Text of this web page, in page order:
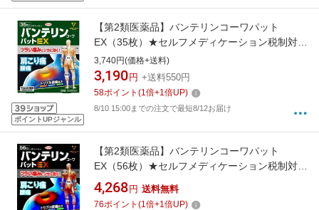
ポイントUPジャンル
【第2類医薬品】バンテリンコーワパット
EX（35枚）★セルフメディケーション税制対象
商品KOWA｜興和
3,740円(価格+送料)
3,190 円 +送料550円
58ポイント (1倍+1倍UP)
8/10 15:00までの注文で最短8/12お届け
【第2類医薬品】バンテリンコーワパット
EX（56枚）★セルフメディケーション税制対象
商品KOWA｜興和
4,268 円 送料無料
76ポイント (1倍+1倍UP)